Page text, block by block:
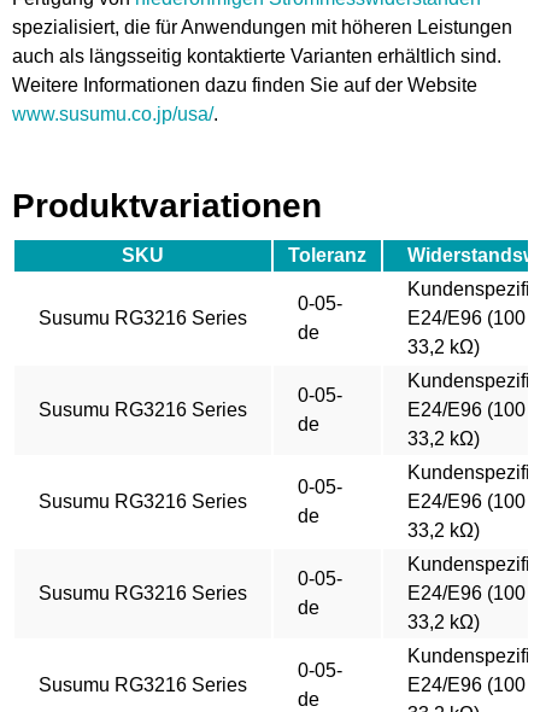
spezialisiert, die für Anwendungen mit höheren Leistungen
auch als längsseitig kontaktierte Varianten erhältlich sind.
Weitere Informationen dazu finden Sie auf der Website
www.susumu.co.jp/usa/.
Produktvariationen
SKU Toleranz
Susumu RG3216 Series
0-05-
de
E24/E96 (100
33,2 kΩ)
Susumu RG3216 Series
0-05-
de
E24/E96 (100
33,2 kΩ)
Susumu RG3216 Series
0-05-
de
E24/E96 (100
33,2 kΩ)
Susumu RG3216 Series
0-05-
de
E24/E96 (100
33,2 kΩ)
Susumu RG3216 Series
0-05-
de
E24/E96 (100